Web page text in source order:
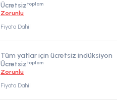
Ücretsiztoplam
Zorunlu
Fiyata Dahil
Tüm yatlar için ücretsiz indüksiyon
Ücretsiztoplam
Zorunlu
Fiyata Dahil